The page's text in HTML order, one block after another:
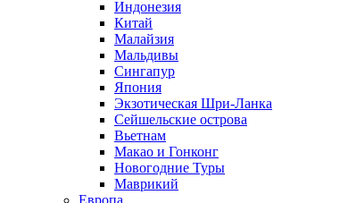
Индонезия
Китай
Малайзия
Мальдивы
Сингапур
Япония
Экзотическая Шри-Ланка
Сейшельские острова
Вьетнам
Макао и Гонконг
Новогодние Туры
Маврикий
Европа